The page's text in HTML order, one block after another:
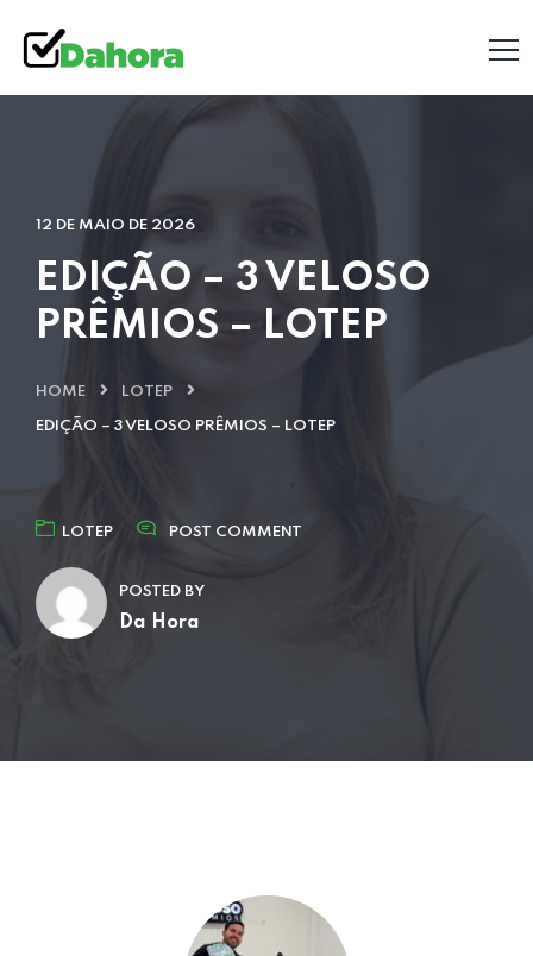
12 DE MAIO DE 2026
EDIÇÃO – 3 VELOSO
PRÊMIOS – LOTEP
HOME LOTEP
EDIÇÃO – 3 VELOSO PRÊMIOS – LOTEP
LOTEP POST COMMENT
POSTED BY
Da Hora